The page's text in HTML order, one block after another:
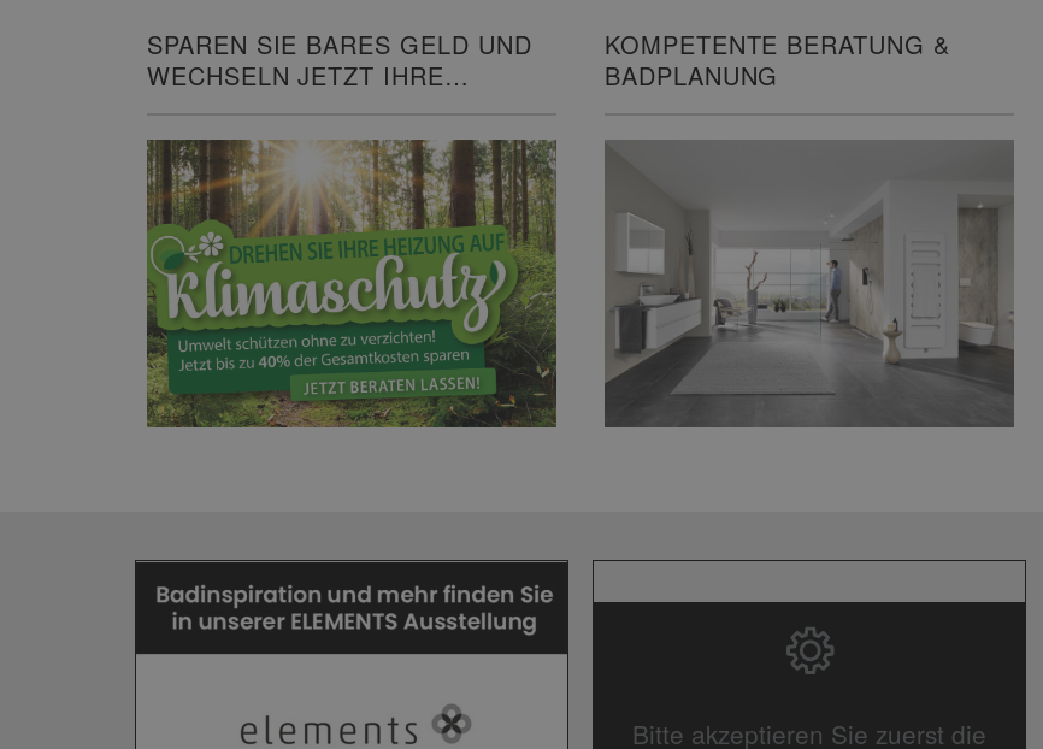
SPAREN SIE BARES GELD UND
WECHSELN JETZT IHRE
KOMPETENTE BERATUNG &
BADPLANUNG
Bitte akzeptieren Sie zuerst die